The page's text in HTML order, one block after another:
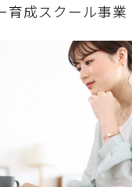
育成スクール事業